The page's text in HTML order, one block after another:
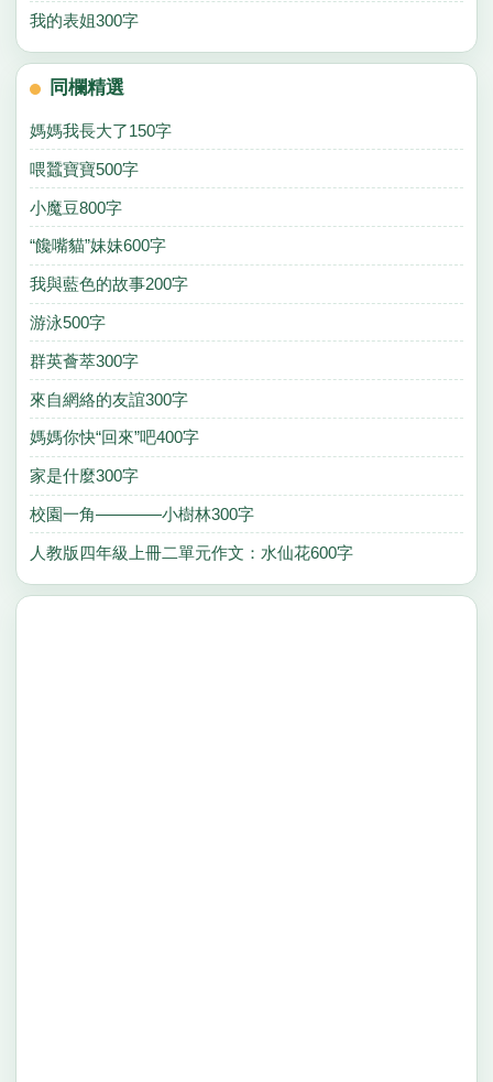
我的表姐300字
同欄精選
媽媽我長大了150字
喂蠶寶寶500字
小魔豆800字
“饞嘴貓”妹妹600字
我與藍色的故事200字
游泳500字
群英薈萃300字
來自網絡的友誼300字
媽媽你快“回來”吧400字
家是什麼300字
校園一角————小樹林300字
人教版四年級上冊二單元作文：水仙花600字